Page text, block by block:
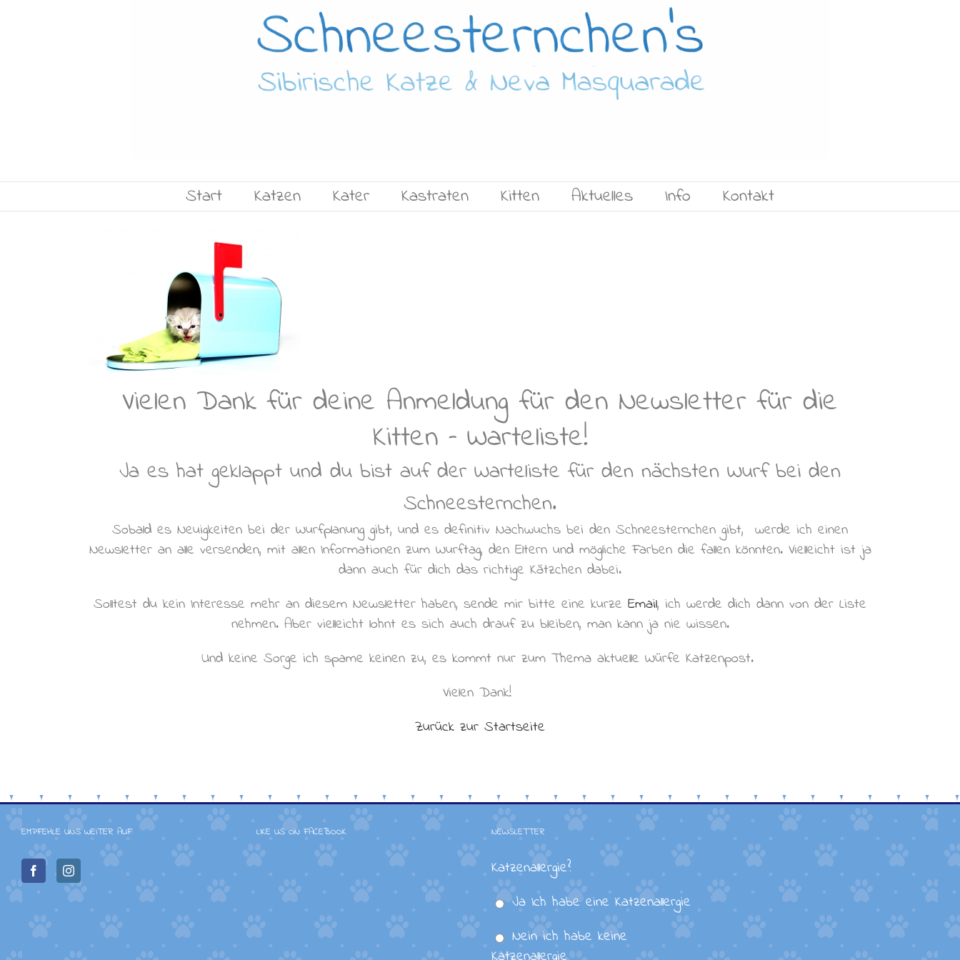
Start Katzen Kater Kastraten Kitten Aktuelles Info Kontakt
Vielen Dank für deine Anmeldung für den Newsletter für die
Kitten – Warteliste!
Ja es hat geklappt und du bist auf der Warteliste für den nächsten Wurf bei den
Schneesternchen.
Sobald es Neuigkeiten bei der Wurfplanung gibt, und es definitiv Nachwuchs bei den Schneesternchen gibt, werde ich einen
Newsletter an alle versenden, mit allen Informationen zum Wurftag, den Eltern und mögliche Farben die fallen könnten. Vielleicht ist ja
dann auch für dich das richtige Kätzchen dabei.
Solltest du kein Interesse mehr an diesem Newsletter haben, sende mir bitte eine kurze Email, ich werde dich dann von der Liste
nehmen. Aber vielleicht lohnt es sich auch drauf zu bleiben, man kann ja nie wissen.
Und keine Sorge ich spame keinen zu, es kommt nur zum Thema aktuelle Würfe Katzenpost.
Vielen Dank!
Zurück zur Startseite
EMPFEHLE UNS WEITER AUF: LIKE US ON FACEBOOK NEWSLETTER
Katzenallergie?
Ja Ich habe eine Katzenallergie
Nein ich habe keine